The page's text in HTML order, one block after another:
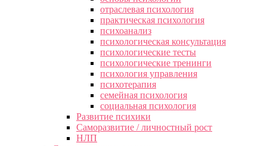
отраслевая психология
практическая психология
психоанализ
психологическая консультация
психологические тесты
психологические тренинги
психология управления
психотерапия
семейная психология
социальная психология
Развитие психики
Саморазвитие / личностный рост
НЛП